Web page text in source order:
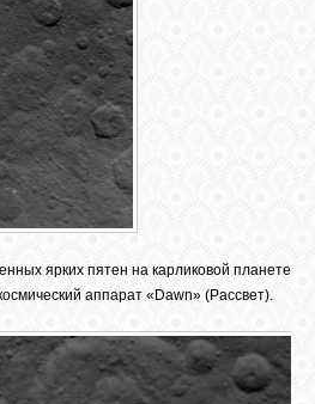
ярких пятен на карликовой планете
аппарат «Dawn» (Рассвет).